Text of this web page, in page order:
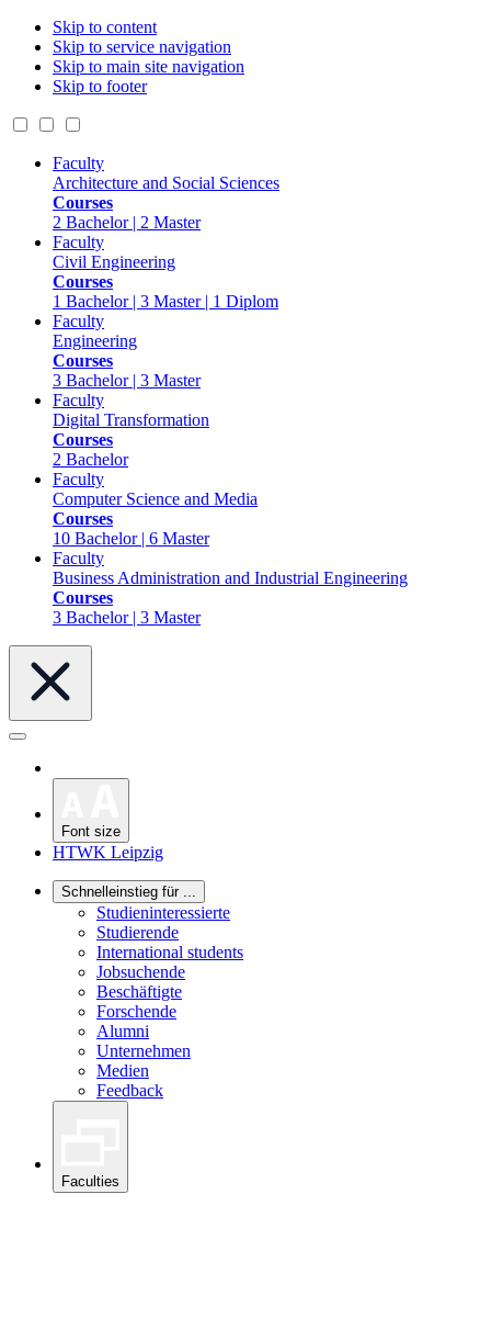
Skip to content
Skip to service navigation
Skip to main site navigation
Skip to footer
Faculty
Architecture and Social Sciences
Courses
2 Bachelor | 2 Master
Faculty
Civil Engineering
Courses
1 Bachelor | 3 Master | 1 Diplom
Faculty
Engineering
Courses
3 Bachelor | 3 Master
Faculty
Digital Transformation
Courses
2 Bachelor
Faculty
Computer Science and Media
Courses
10 Bachelor | 6 Master
Faculty
Business Administration and Industrial Engineering
Courses
3 Bachelor | 3 Master
Font size
HTWK Leipzig
Schnelleinstieg für ...
Studieninteressierte
Studierende
International students
Jobsuchende
Beschäftigte
Forschende
Alumni
Unternehmen
Medien
Feedback
Faculties